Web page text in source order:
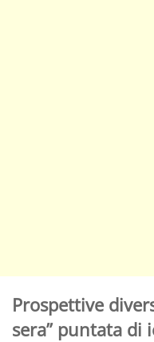
Prospettive
sera” puntata di